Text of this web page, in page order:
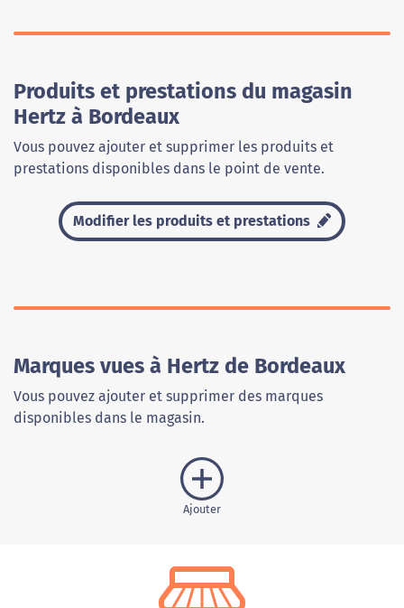
Produits et prestations du magasin
Hertz à Bordeaux
Vous pouvez ajouter et supprimer les produits et
prestations disponibles dans le point de vente.
Modifier les produits et prestations
Marques vues à Hertz de Bordeaux
Vous pouvez ajouter et supprimer des marques
disponibles dans le magasin.
Ajouter